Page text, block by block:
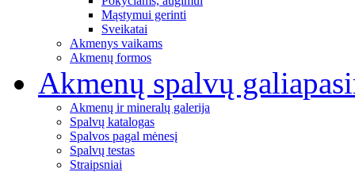
Mąstymui gerinti
Sveikatai
Akmenys vaikams
Akmenų formos
Akmenų spalvų galia
Akmenų ir mineralų galerija
Spalvų katalogas
Spalvos pagal mėnesį
Spalvų testas
Straipsniai